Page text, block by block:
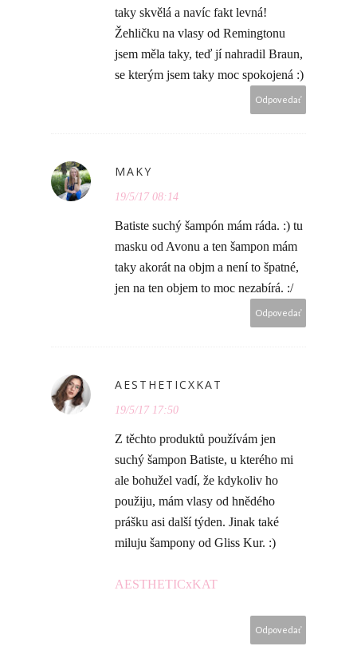
taky skvělá a navíc fakt levná!
Žehličku na vlasy od Remingtonu
jsem měla taky, teď jí nahradil Braun,
se kterým jsem taky moc spokojená :)
Odpovedať
MAKY
19/5/17 08:14
Batiste suchý šampón mám ráda. :) tu
masku od Avonu a ten šampon mám
taky akorát na objm a není to špatné,
jen na ten objem to moc nezabírá. :/
Odpovedať
AESTHETICXKAT
19/5/17 17:50
Z těchto produktů používám jen
suchý šampon Batiste, u kterého mi
ale bohužel vadí, že kdykoliv ho
použiju, mám vlasy od hnědého
prášku asi další týden. Jinak také
miluju šampony od Gliss Kur. :)
AESTHETICxKAT
Odpovedať